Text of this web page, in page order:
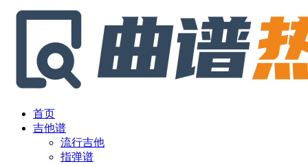
首页
吉他谱
流行吉他
指弹谱